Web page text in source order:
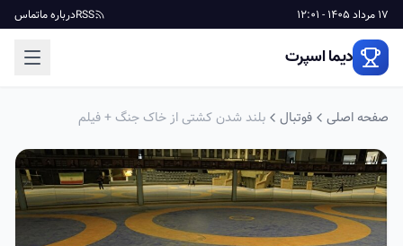
17 مرداد 1405 - 12:01 RSSدرباره ماتماس
دیما اسپرت
صفحه اصلی فوتبال بلند شدن کشتی از خاک جنگ + فیلم